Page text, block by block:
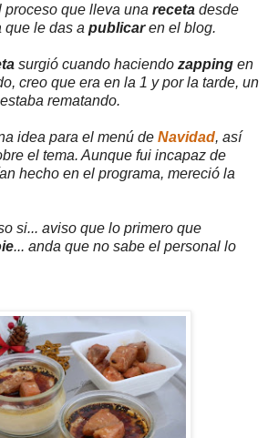
que lleva una receta desde
que le das a publicaren el blog.
surgió cuando haciendo zapping en
creo que era en la 1 y por la tarde, un
rematando.
idea para el menú de Navidad, así
el tema. Aunque fui incapaz de
hecho en el programa, mereció la
si... aviso que lo primero que
... anda que no sabe el personal lo